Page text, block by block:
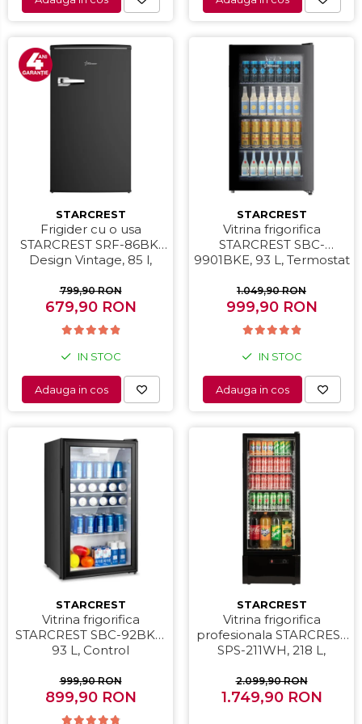
Compresoare auto
Camere auto
Baterii
Console & Jocuri
Accesorii console & PC
Console Hardware
Ochelari VR Gaming
Scaune gaming
Console Jocuri
Home Cinema & Audio
Imprimante & Scannere
Monitoare
Playere, Boxe & Casti
Radio cu ceas & portabile
Televizoare & accesorii
Accesorii smart TV
Suporturi TV / Monitor
Televizoare
Accesorii videoproiectoare
Ecrane de proiectie
STARCREST
Frigider cu o usa
STARCREST SRF-86BK,
Design Vintage, 85 l,
interioara, H 84 cm,
Negru
799,90 RON
679,90 RON
IN STOC
Adauga in cos
STARCREST
Vitrina frigorifica
STARCREST SBC-
9901BKE, 93 L, Termostat
Usa sticla, H 84.5 cm,
Negru
1.049,90 RON
999,90 RON
IN STOC
Adauga in cos
STARCREST
Vitrina frigorifica
STARCREST SBC-92BKE,
93 L, Control
H 83.2 cm, Negru
999,90 RON
899,90 RON
STARCREST
Vitrina frigorifica
profesionala STARCREST
SPS-211WH, 218 L,
Iluminare LED, H 141 cm,
Negru
2.099,90 RON
1.749,90 RON